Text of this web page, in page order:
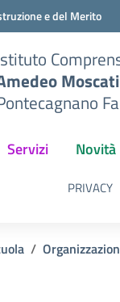
e del Merito
Moscati
Servizi Novità
PRIVACY